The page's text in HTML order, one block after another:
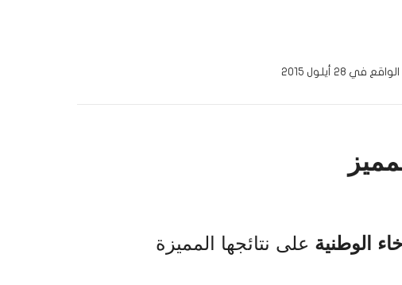
تعالى
الوطنية على نتائجها المميزة